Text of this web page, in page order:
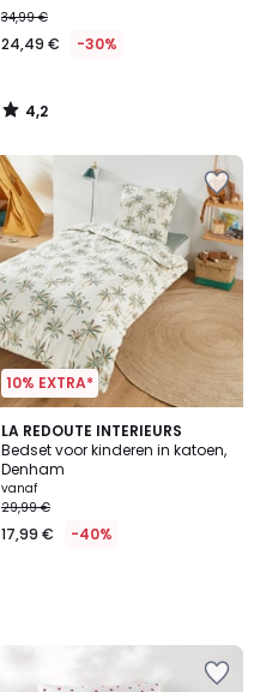
34,99 €
24,49 € -30%
4,2
/
10% EXTRA*
LA REDOUTE INTERIEURS
Bedset voor kinderen in katoen,
Denham
vanaf
29,99 €
17,99 € -40%